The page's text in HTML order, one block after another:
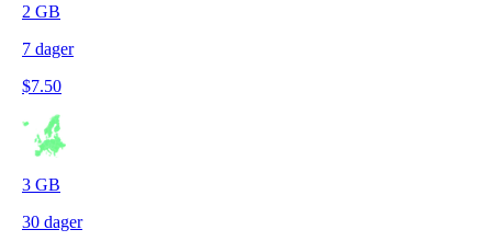
2 GB
7 dager
$7.50
3 GB
30 dager